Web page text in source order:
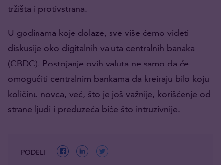
tržišta i protivstrana.
U godinama koje dolaze, sve više ćemo videti
diskusije oko digitalnih valuta centralnih banaka
(CBDC). Postojanje ovih valuta ne samo da će
omogućiti centralnim bankama da kreiraju bilo koju
količinu novca, već, što je još važnije, korišćenje od
strane ljudi i preduzeća biće što intruzivnije.
PODELI